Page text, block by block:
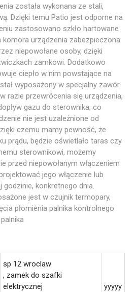
została wykonana ze stali,
Dzięki temu Patio jest odporne na
zastosowano szkło hartowane
komora urządzenia zabezpieczona
niepowołane osoby, dzięki
zamkowi. Dodatkowo
ciepło w nim powstające na
wyposażony w specjalny zawór
razie przewrócenia się urządzenia,
gazu do sterownika, co
nie jest uzależnione od
czemu mamy pewność, że
prądu, będzie oświetlało taras czy
sterownikowi, możemy
przed niepowołanym włączeniem
jego włączenie lub
godzinie, konkretnego dnia.
jest w czujnik termopary,
płomienia palnika kontrolnego
sp 12 wroclaw
, zamek do szafki
elektrycznej
yyyyy